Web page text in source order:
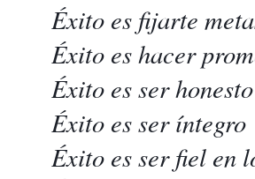
Éxito es fijarte
Éxito es hacer
Éxito es ser
Éxito es ser íntegro
Éxito es ser fiel en